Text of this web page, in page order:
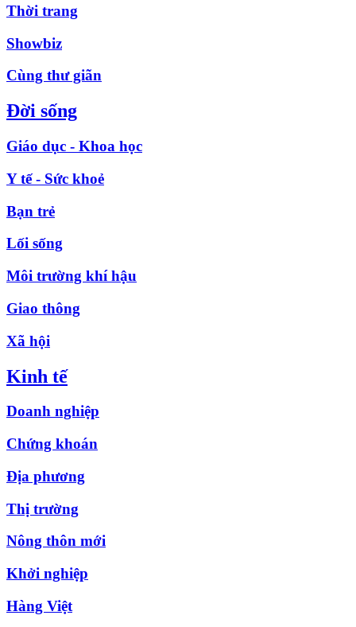
Thời trang
Showbiz
Cùng thư giãn
Đời sống
Giáo dục - Khoa học
Y tế - Sức khoẻ
Bạn trẻ
Lối sống
Môi trường khí hậu
Giao thông
Xã hội
Kinh tế
Doanh nghiệp
Chứng khoán
Địa phương
Thị trường
Nông thôn mới
Khởi nghiệp
Hàng Việt